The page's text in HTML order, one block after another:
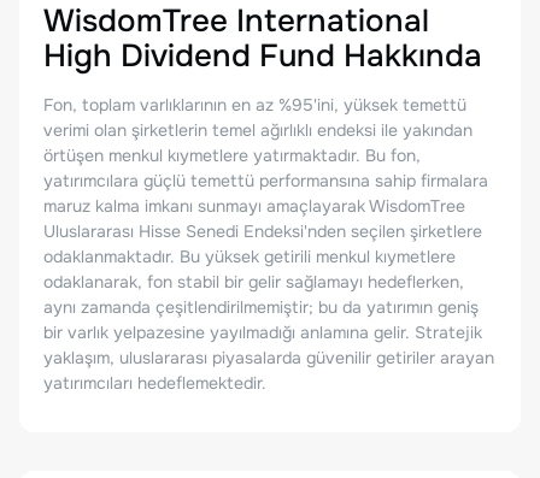
WisdomTree International
High Dividend Fund Hakkında
Fon, toplam varlıklarının en az %95'ini, yüksek temettü
verimi olan şirketlerin temel ağırlıklı endeksi ile yakından
örtüşen menkul kıymetlere yatırmaktadır. Bu fon,
yatırımcılara güçlü temettü performansına sahip firmalara
maruz kalma imkanı sunmayı amaçlayarak WisdomTree
Uluslararası Hisse Senedi Endeksi'nden seçilen şirketlere
odaklanmaktadır. Bu yüksek getirili menkul kıymetlere
odaklanarak, fon stabil bir gelir sağlamayı hedeflerken,
aynı zamanda çeşitlendirilmemiştir; bu da yatırımın geniş
bir varlık yelpazesine yayılmadığı anlamına gelir. Stratejik
yaklaşım, uluslararası piyasalarda güvenilir getiriler arayan
yatırımcıları hedeflemektedir.